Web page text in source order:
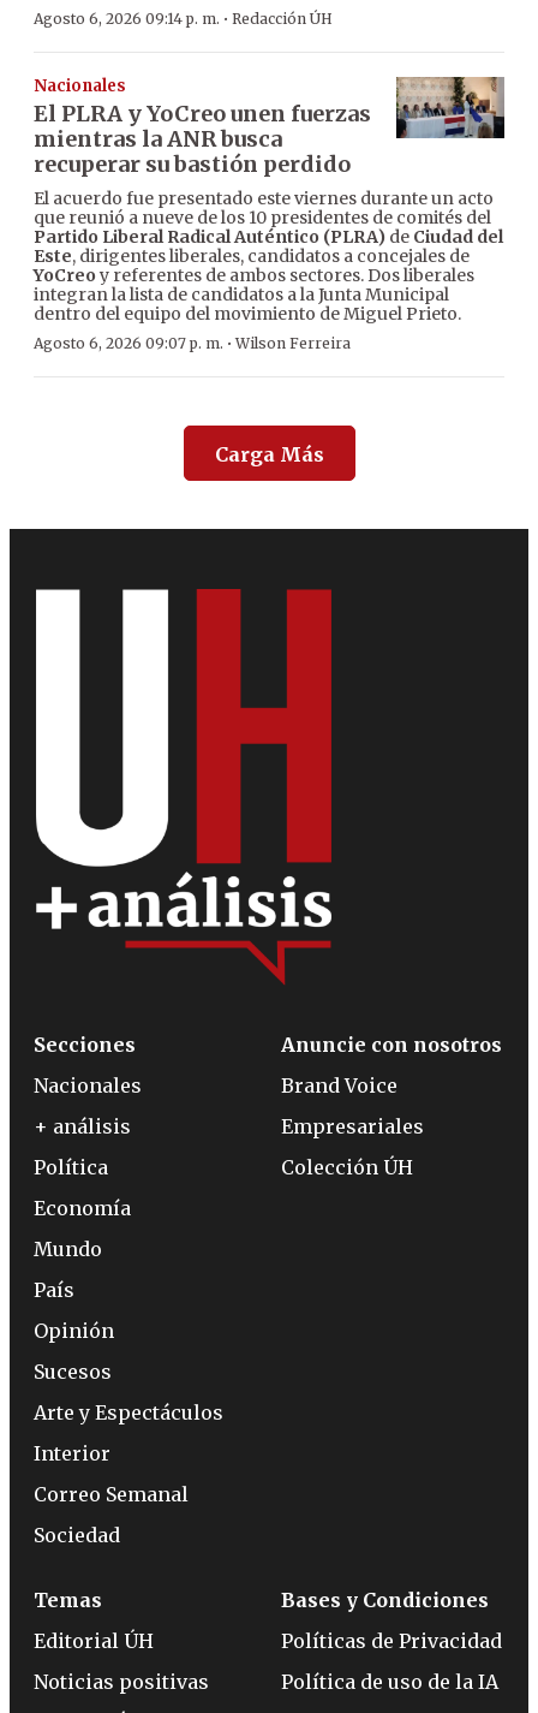
Agosto 6, 2026 09:14 p. m. · Redacción ÚH
Nacionales
El PLRA y YoCreo unen fuerzas
mientras la ANR busca
recuperar su bastión perdido
El acuerdo fue presentado este viernes durante un acto
que reunió a nueve de los 10 presidentes de comités del
Partido Liberal Radical Auténtico (PLRA) de Ciudad del
Este, dirigentes liberales, candidatos a concejales de
YoCreo y referentes de ambos sectores. Dos liberales
integran la lista de candidatos a la Junta Municipal
dentro del equipo del movimiento de Miguel Prieto.
Agosto 6, 2026 09:07 p. m. ·Wilson Ferreira
Carga Más
Secciones
Nacionales
+ análisis
Política
Economía
Mundo
País
Opinión
Sucesos
Arte y Espectáculos
Interior
Correo Semanal
Sociedad
Anuncie con nosotros
Brand Voice
Empresariales
Colección ÚH
Temas
Editorial ÚH
Noticias positivas
Bases y Condiciones
Políticas de Privacidad
Política de uso de la IA